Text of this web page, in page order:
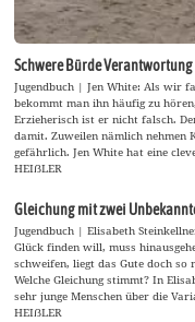
Schwere Bürde Verantwortung
Jugendbuch | Jen White: Als wir
bekommt man ihn häufig zu
Erzieherisch ist er nicht falsch.
damit. Zuweilen nämlich nehmen
gefährlich. Jen White hat eine
HEIẞLER
Gleichung mit zwei
Jugendbuch | Elisabeth
Glück finden will, muss
schweifen, liegt das Gute doch
Welche Gleichung stimmt? In
sehr junge Menschen über die
HEIẞLER